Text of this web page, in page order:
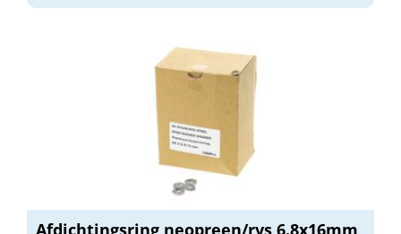
Afdichtingsring neopreen/rvs 6.8x16mm